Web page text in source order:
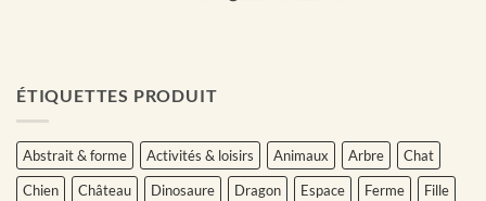
ÉTIQUETTES PRODUIT
Abstrait & forme Activités & loisirs Animaux Arbre
Chat
Chien
Château Dinosaure Dragon Espace Ferme
Fille